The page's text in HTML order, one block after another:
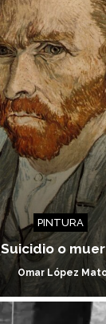
PINTURA
o
Omar López